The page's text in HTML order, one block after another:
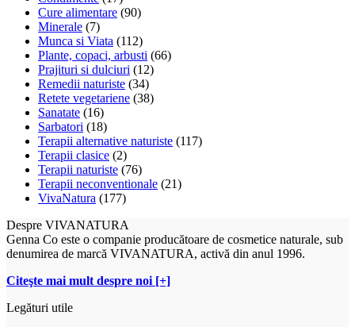
Cure alimentare (90)
Minerale (7)
Munca si Viata (112)
Plante, copaci, arbusti (66)
Prajituri si dulciuri (12)
Remedii naturiste (34)
Retete vegetariene (38)
Sanatate (16)
Sarbatori (18)
Terapii alternative naturiste (117)
Terapii clasice (2)
Terapii naturiste (76)
Terapii neconventionale (21)
VivaNatura (177)
Despre VIVANATURA
Genna Co este o companie producătoare de cosmetice naturale, sub
denumirea de marcă VIVANATURA, activă din anul 1996.
Citeşte mai mult despre noi [+]
Legături utile